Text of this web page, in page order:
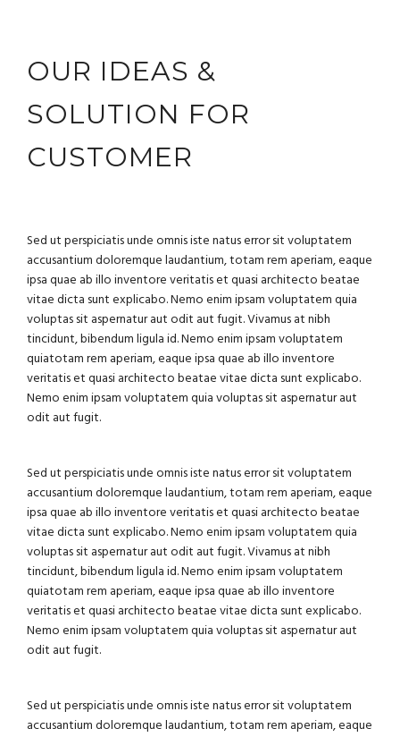
OUR IDEAS &
SOLUTION FOR
CUSTOMER
Sed ut perspiciatis unde omnis iste natus error sit voluptatem
accusantium doloremque laudantium, totam rem aperiam, eaque
ipsa quae ab illo inventore veritatis et quasi architecto beatae
vitae dicta sunt explicabo. Nemo enim ipsam voluptatem quia
voluptas sit aspernatur aut odit aut fugit. Vivamus at nibh
tincidunt, bibendum ligula id. Nemo enim ipsam voluptatem
quiatotam rem aperiam, eaque ipsa quae ab illo inventore
veritatis et quasi architecto beatae vitae dicta sunt explicabo.
Nemo enim ipsam voluptatem quia voluptas sit aspernatur aut
odit aut fugit.
Sed ut perspiciatis unde omnis iste natus error sit voluptatem
accusantium doloremque laudantium, totam rem aperiam, eaque
ipsa quae ab illo inventore veritatis et quasi architecto beatae
vitae dicta sunt explicabo. Nemo enim ipsam voluptatem quia
voluptas sit aspernatur aut odit aut fugit. Vivamus at nibh
tincidunt, bibendum ligula id. Nemo enim ipsam voluptatem
quiatotam rem aperiam, eaque ipsa quae ab illo inventore
veritatis et quasi architecto beatae vitae dicta sunt explicabo.
Nemo enim ipsam voluptatem quia voluptas sit aspernatur aut
odit aut fugit.
Sed ut perspiciatis unde omnis iste natus error sit voluptatem
accusantium doloremque laudantium, totam rem aperiam, eaque